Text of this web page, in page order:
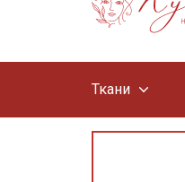
Ткани